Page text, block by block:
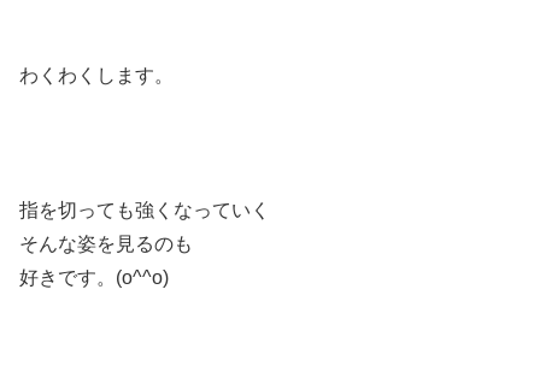
わくわくします。
指を切っても強くなっていく
そんな姿を見るのも
好きです。(o^^o)